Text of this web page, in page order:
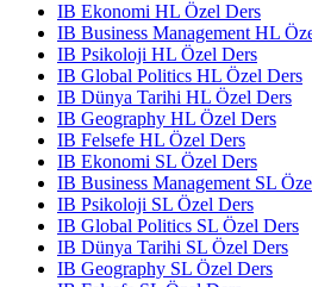
IB Ekonomi HL Özel Ders
IB Business Management HL
IB Psikoloji HL Özel Ders
IB Global Politics HL Özel Ders
IB Dünya Tarihi HL Özel Ders
IB Geography HL Özel Ders
IB Felsefe HL Özel Ders
IB Ekonomi SL Özel Ders
IB Business Management SL
IB Psikoloji SL Özel Ders
IB Global Politics SL Özel Ders
IB Dünya Tarihi SL Özel Ders
IB Geography SL Özel Ders